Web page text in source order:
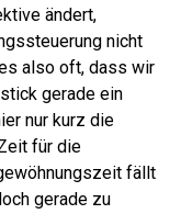
ändert,
nicht
also oft, dass wir
gerade ein
nur kurz die
für die
fällt
gerade zu